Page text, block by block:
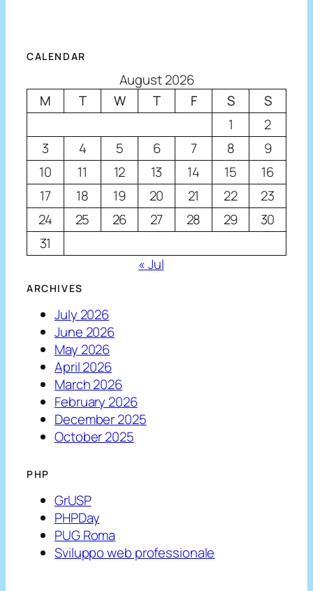
CALENDAR
August 2026
M
T W T F S
S
1
2
3
4 5 6 7 8
9
10
11 12 13 14 15
16
17
18 19 20 21 22
23
24
25 26 27 28 29
30
31
« Jul
ARCHIVES
July 2026
June 2026
May 2026
April 2026
March 2026
February 2026
December 2025
October 2025
PHP
GrUSP
PHPDay
PUG Roma
Sviluppo web professionale